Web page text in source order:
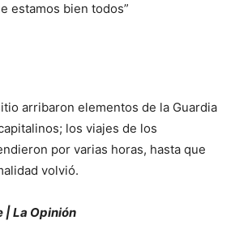
estamos bien todos”
arribaron elementos de la Guardia
los viajes de los
por varias horas, hasta que
volvió.
| La Opinión